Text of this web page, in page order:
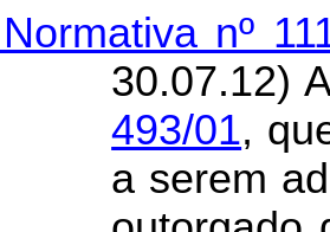
nº
30.07.12)
493/01,
a serem